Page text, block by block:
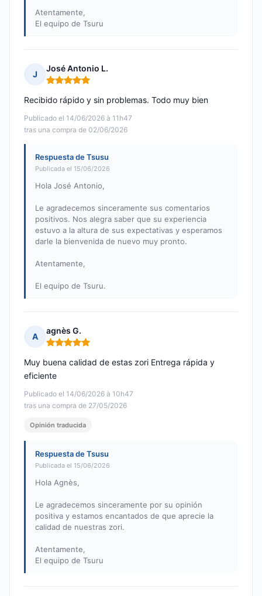
Atentamente,
El equipo de Tsuru
J
José Antonio L.
Nota: 5 de 5
Publicado el 14/06/2026 à 11h47
tras una compra de 02/06/2026
Recibido rápido y sin problemas. Todo muy bien
Respuesta de Tsusu
Publicada el 15/06/2026
Hola José Antonio,
Le agradecemos sinceramente sus comentarios
positivos. Nos alegra saber que su experiencia
estuvo a la altura de sus expectativas y esperamos
darle la bienvenida de nuevo muy pronto.
Atentamente,
El equipo de Tsuru.
A
agnès G.
Nota: 5 de 5
Publicado el 14/06/2026 à 10h47
tras una compra de 27/05/2026
Muy buena calidad de estas zori Entrega rápida y
eficiente
Opinión traducida
Respuesta de Tsusu
Publicada el 15/06/2026
Hola Agnès,
Le agradecemos sinceramente por su opinión
positiva y estamos encantados de que aprecie la
calidad de nuestras zori.
Atentamente,
El equipo de Tsuru